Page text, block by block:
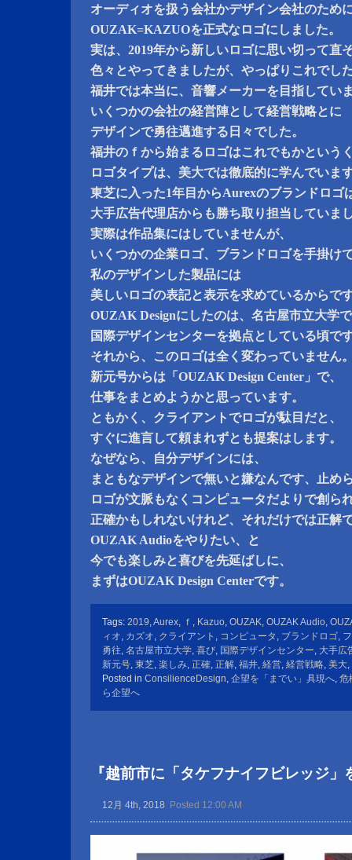
オーディオを扱う会社かデザイン会社のため
OUZAK=KAZUOを正式なロゴにしました。
実は、2019年から新しいロゴに思い切って直
色々とやってきましたが、やっぱりこれでし
福井では本当に、音響メーカーを目指してい
いくつかの会社の経営陣として経営戦略とに
デザインで勇往邁進する日々でした。
福井のｆから始まるロゴはこれでもかという
ロゴタイプは、美大では徹底的に学んでいま
東芝に入った1年目からAurexのブランドロゴ
大手広告代理店からも勝ち取り担当していま
実際は作品集にはしていませんが、
いくつかの企業ロゴ、ブランドロゴを手掛け
私のデザインした製品には
美しいロゴの表記と表示を求めているからで
OUZAK Designにしたのは、名古屋市立大学
国際デザインセンターを拠点としている頃で
それから、このロゴは全く変わっていません
新元号からは「OUZAK Design Center」で、
仕事をまとめようかと思っています。
ともかく、クライアントでロゴが駄目だと、
すぐに進言して頼まれずとも提案はします。
なぜなら、自分デザインには、
まともなデザインで無いと嫌なんです、止め
ロゴが文脈もなくコンピュータだよりで創ら
正確かもしれないけれど、それだけでは正解
OUZAK Audioをやりたい、と
今でも楽しみと喜びを先延ばしに、
まずはOUZAK Design Centerです。
Tags: 2019,Aurex, ｆ , Kazuo, OUZAK, OUZAK Audio,
ィオ, カズオ, クライアント , コンピュータ , ブランドロゴ,
勇往, 名古屋市立大学, 喜び, 国際デザインセンター, 大手広
新元号, 東芝, 楽しみ, 正確, 正解, 福井, 経営, 経営戦略, 美大,
Posted in ConsilienceDesign, 企望を「までい」具現へ, 危
ら企望へ
『越前市に「タケフナイフビレッジ
12月 4th, 2018 Posted 12:00 AM